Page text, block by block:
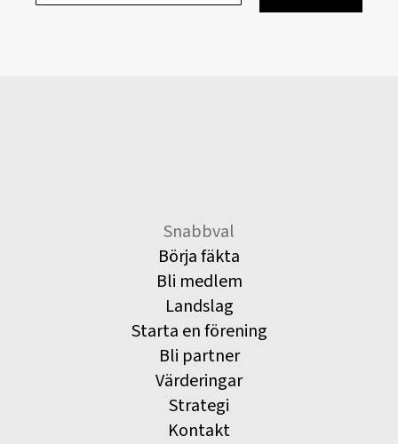
Snabbval
Börja fäkta
Bli medlem
Landslag
Starta en förening
Bli partner
Värderingar
Strategi
Kontakt